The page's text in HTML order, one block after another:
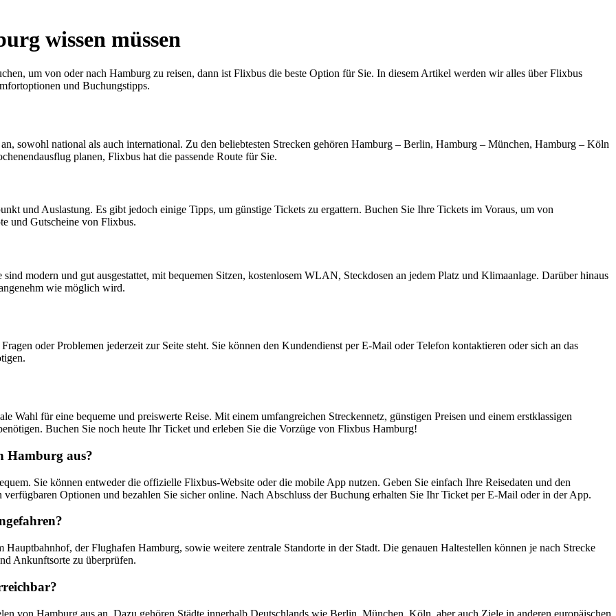
wissen müssen
um von oder nach Hamburg zu reisen, dann ist Flixbus die beste Option für Sie. In diesem Artikel werden wir alles über Flixbus
und Buchungstipps.
sowohl national als auch international. Zu den beliebtesten Strecken gehören Hamburg – Berlin, Hamburg – München, Hamburg – Köln
planen, Flixbus hat die passende Route für Sie.
und Auslastung. Es gibt jedoch einige Tipps, um günstige Tickets zu ergattern. Buchen Sie Ihre Tickets im Voraus, um von
und Gutscheine von Flixbus.
modern und gut ausgestattet, mit bequemen Sitzen, kostenlosem WLAN, Steckdosen an jedem Platz und Klimaanlage. Darüber hinaus
wie möglich wird.
oder Problemen jederzeit zur Seite steht. Sie können den Kundendienst per E-Mail oder Telefon kontaktieren oder sich an das
Wahl für eine bequeme und preiswerte Reise. Mit einem umfangreichen Streckennetz, günstigen Preisen und einem erstklassigen
Buchen Sie noch heute Ihr Ticket und erleben Sie die Vorzüge von Flixbus Hamburg!
Hamburg aus?
Sie können entweder die offizielle Flixbus-Website oder die mobile App nutzen. Geben Sie einfach Ihre Reisedaten und den
Optionen und bezahlen Sie sicher online. Nach Abschluss der Buchung erhalten Sie Ihr Ticket per E-Mail oder in der App.
der Flughafen Hamburg, sowie weitere zentrale Standorte in der Stadt. Die genauen Haltestellen können je nach Strecke
Ankunftsorte zu überprüfen.
von Hamburg aus an. Dazu gehören Städte innerhalb Deutschlands wie Berlin, München, Köln, aber auch Ziele in anderen europäischen